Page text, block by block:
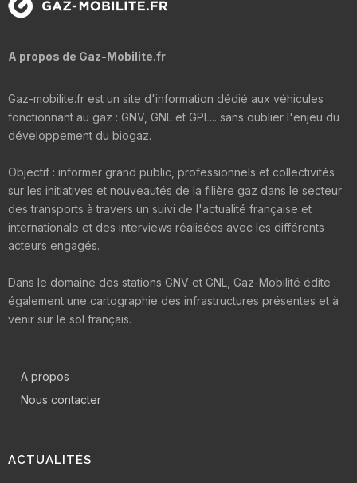
A propos de Gaz-Mobilite.fr
Gaz-mobilite.fr est un site d'information dédié aux véhicules
fonctionnant au gaz : GNV, GNL et GPL... sans oublier l'enjeu du
développement du biogaz.
Objectif : informer grand public, professionnels et collectivités
sur les initiatives et nouveautés de la filière gaz dans le secteur
des transports à travers un suivi de l'actualité française et
internationale et des interviews réalisées avec les différents
acteurs engagés.
Dans le domaine des stations GNV et GNL, Gaz-Mobilité édite
également une cartographie des infrastructures présentes et à
venir sur le sol français.
A propos
Nous contacter
ACTUALITÉS